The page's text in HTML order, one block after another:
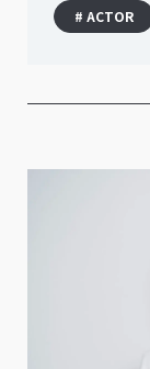
# ACTOR